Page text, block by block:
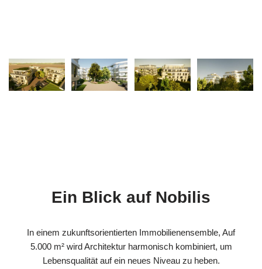
Ein Blick auf Nobilis
In einem zukunftsorientierten Immobilienensemble, Auf
5.000 m² wird Architektur harmonisch kombiniert, um
Lebensqualität auf ein neues Niveau zu heben.